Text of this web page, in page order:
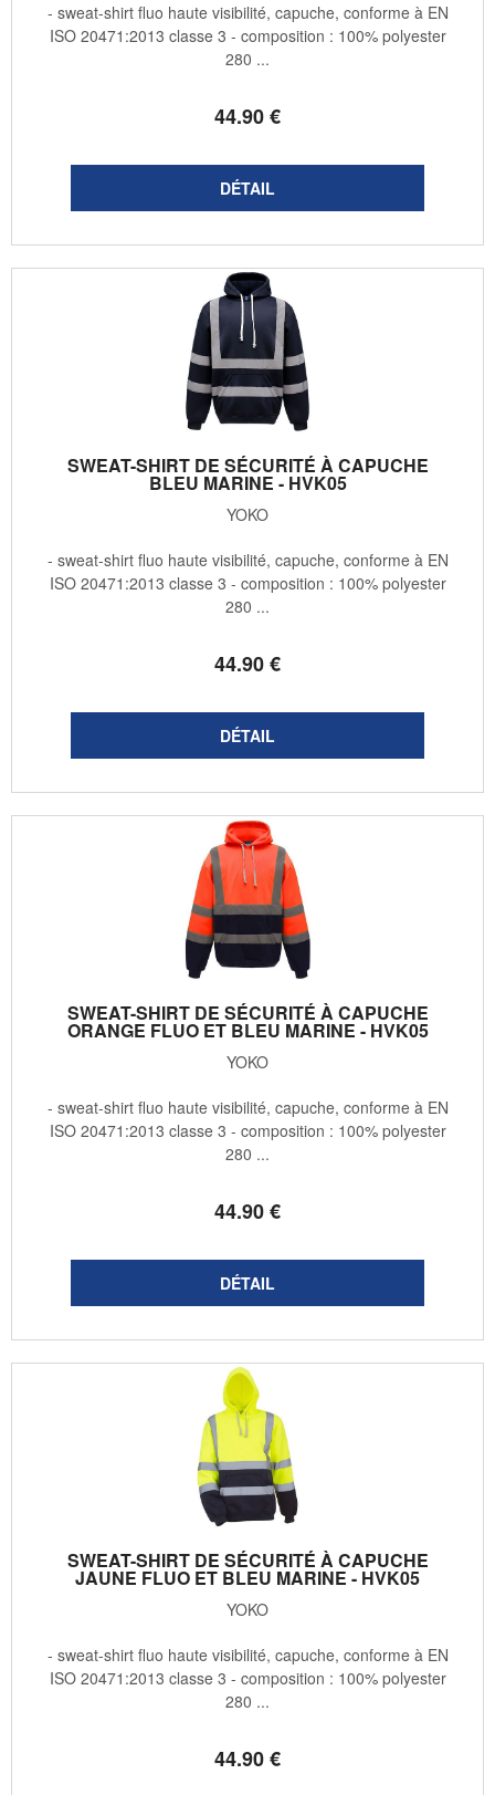
44.90€
- sweat-shirt fluo haute visibilité, capuche, conforme à EN
ISO 20471:2013 classe 3 - composition : 100% polyester
280 ...
SWEAT-SHIRT DE SÉCURITÉ À CAPUCHE
BLEU MARINE - HVK05
YOKO
44.90€
- sweat-shirt fluo haute visibilité, capuche, conforme à EN
ISO 20471:2013 classe 3 - composition : 100% polyester
280 ...
SWEAT-SHIRT DE SÉCURITÉ À CAPUCHE
ORANGE FLUO ET BLEU MARINE - HVK05
YOKO
44.90€
- sweat-shirt fluo haute visibilité, capuche, conforme à EN
ISO 20471:2013 classe 3 - composition : 100% polyester
280 ...
SWEAT-SHIRT DE SÉCURITÉ À CAPUCHE
JAUNE FLUO ET BLEU MARINE - HVK05
YOKO
44.90€
- sweat-shirt fluo haute visibilité, capuche, conforme à EN
ISO 20471:2013 classe 3 - composition : 100% polyester
280 ...